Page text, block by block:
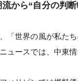
流から“自分の判
「世界の風が私た
ュースでは、中東